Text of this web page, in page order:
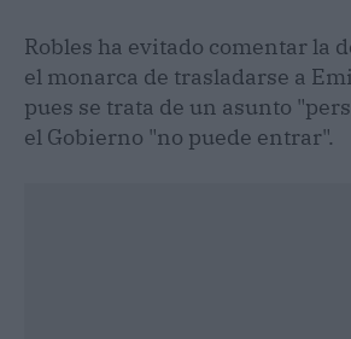
Robles ha evitado comentar la
el monarca de trasladarse a
pues se trata de un asunto
el Gobierno "no puede entrar".